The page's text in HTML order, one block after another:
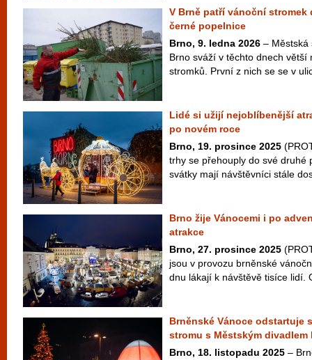
V Brně patří vánoční
černé popelnice
Brno, 9. ledna 2026 – Městská
Brno sváží v těchto dnech větší
stromků. První z nich se se v
Lidé si užijí nejoblíbenější
po novém roce
Brno, 19. prosince 2025
trhy se přehouply do své druhé
svátky mají návštěvníci stále
Brno žije Vánocemi i po
atrakce
Brno, 27. prosince 2025
jsou v provozu brněnské
dnu lákají k návštěvě tisíce lidí.
Brněnské Vánoce odstartuje
stromu s Městským divadlem
Brno, 18. listopadu 2025 –